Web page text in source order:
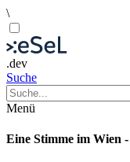
\
.dev
Suche
Menü
Eine Stimme im Wien